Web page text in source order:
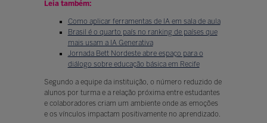
Leia também:
Como aplicar ferramentas de IA em sala de aula
Brasil é o quarto país no ranking de países que
mais usam a IA Generativa
Jornada Bett Nordeste abre espaço para o
diálogo sobre educação básica em Recife
Segundo a equipe da instituição, o número reduzido de
alunos por turma e a relação próxima entre estudantes
e colaboradores criam um ambiente onde as emoções
e os vínculos impactam positivamente no aprendizado.